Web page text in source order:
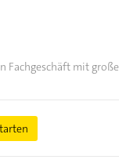
Fachgeschäft mit